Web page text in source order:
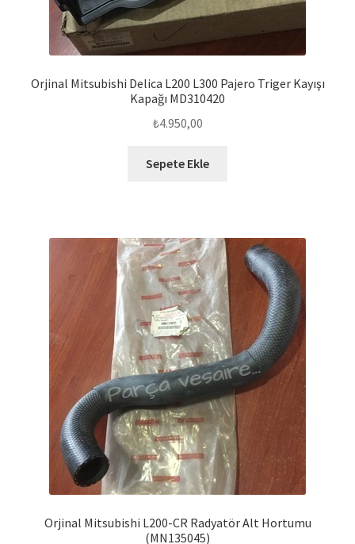
Orjinal Mitsubishi Delica L200 L300 Pajero Triger Kayışı
Kapağı MD310420
₺4.950,00
Sepete Ekle
Orjinal Mitsubishi L200-CR Radyatör Alt Hortumu
(MN135045)